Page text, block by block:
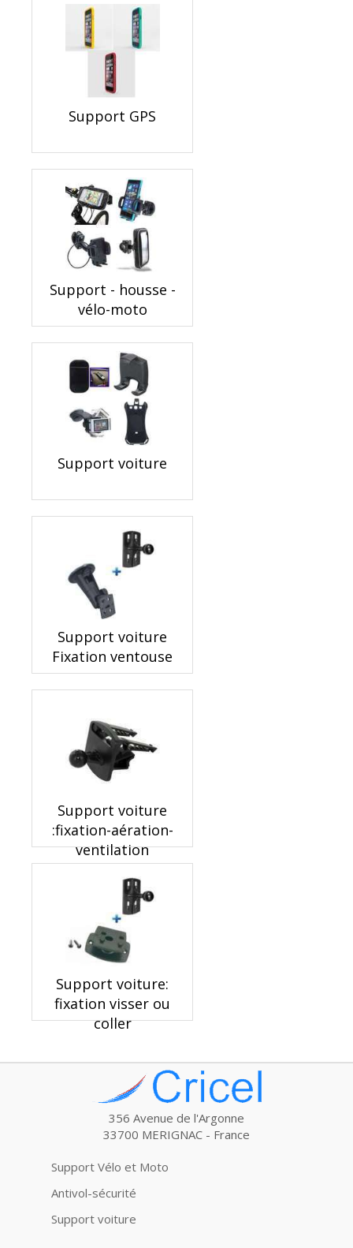
Support GPS
Support - housse -
vélo-moto
Support voiture
Support voiture
Fixation ventouse
Support voiture
:fixation-aération-
ventilation
Support voiture:
fixation visser ou
coller
356 Avenue de l'Argonne
33700 MERIGNAC - France
Support Vélo et Moto
Antivol-sécurité
Support voiture